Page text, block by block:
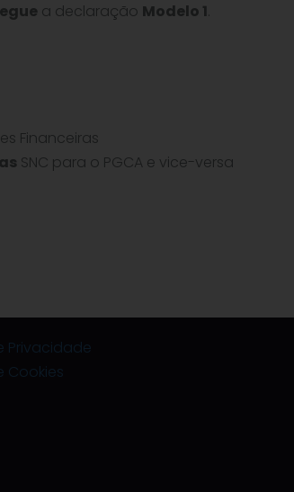
a declaração Modelo 1
Financeiras
SNC para o PGCA e vice-versa
Privacidade
Cookies